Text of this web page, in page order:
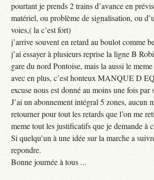
pourtant je prends 2 trains d’avance en
matériel, ou problème de signalisation, ou
voies,( la c’est fort)
j’arrive souvent en retard au boulot comme
j’ai essayer à plusieurs reprise la ligne B
gare du nord Pontoise, mais la aussi le
avec en plus, c’est honteux MANQUE D
excuse nous est donné au moins une fois par
J’ai un abonnement intégral 5 zones, aucun
retourner pour tout les retards que l’on me
meme tout les justificatifs que je demande à
Si quelqu’un à une idée sur la marche a
repondre.
Bonne journée à tous ...